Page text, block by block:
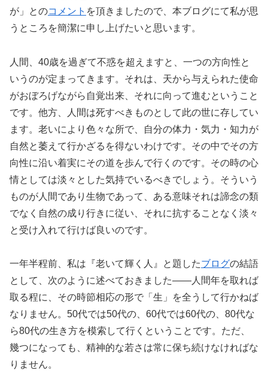
が」とのコメント を頂きましたので、本ブログにて私が思
うところを簡潔に申し上げたいと思います。
人間、40歳を過ぎて不惑を超えますと、一つの方向性と
いうのが定まってきます。それは、天から与えられた使命
がおぼろげながら自覚出来、それに向って進むということ
です。他方、人間は死すべきものとして此の世に存してい
ます。老いにより色々な所で、自分の体力・気力・知力が
自然と萎えて行かざるを得ないわけです。その中でその方
向性に沿い着実にその道を歩んで行くのです。その時の心
情としては淡々とした気持でいるべきでしょう。そういう
ものが人間であり生物であって、ある意味それは諦念の類
でなく自然の成り行きに従い、それに抗することなく淡々
と受け入れて行けば良いのです。
一年半程前、私は『老いて輝く人』と題したブログの結語
として、次のように述べておきました――人間年を取れば
取る程に、その時節相応の形で「生」を全うして行かねば
なりません。50代では50代の、60代では60代の、80代な
ら80代の生き方を模索して行くということです。ただ、
幾つになっても、精神的な若さは常に保ち続けなければな
りません。